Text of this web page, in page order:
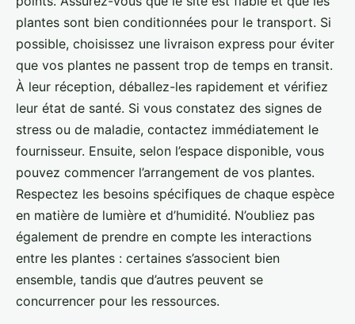
plantes sont bien conditionnées pour le transport. Si
possible, choisissez une livraison express pour éviter
que vos plantes ne passent trop de temps en transit.
À leur réception, déballez-les rapidement et vérifiez
leur état de santé. Si vous constatez des signes de
stress ou de maladie, contactez immédiatement le
fournisseur. Ensuite, selon l’espace disponible, vous
pouvez commencer l’arrangement de vos plantes.
Respectez les besoins spécifiques de chaque espèce
en matière de lumière et d’humidité. N’oubliez pas
également de prendre en compte les interactions
entre les plantes : certaines s’associent bien
ensemble, tandis que d’autres peuvent se
concurrencer pour les ressources.